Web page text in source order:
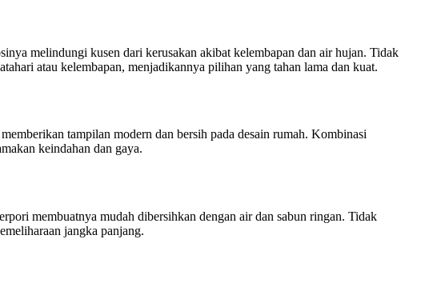
melindungi kusen dari kerusakan akibat kelembapan dan air hujan. Tidak
atau kelembapan, menjadikannya pilihan yang tahan lama dan kuat.
tampilan modern dan bersih pada desain rumah. Kombinasi
keindahan dan gaya.
membuatnya mudah dibersihkan dengan air dan sabun ringan. Tidak
jangka panjang.